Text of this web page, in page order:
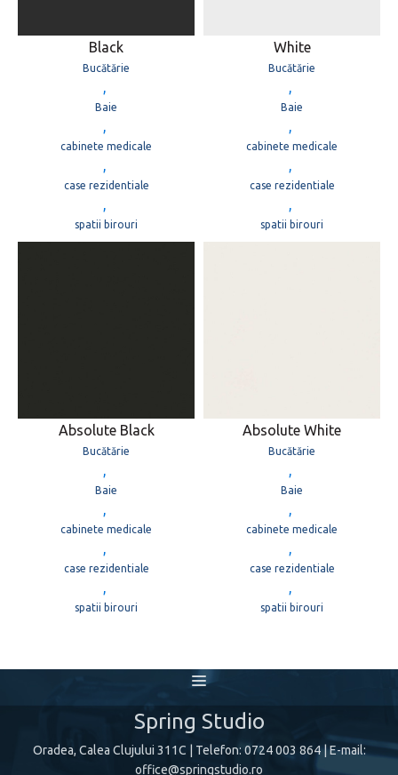
Black
Bucătărie
,
Baie
,
cabinete medicale
,
case rezidentiale
,
spatii birouri
White
Bucătărie
,
Baie
,
cabinete medicale
,
case rezidentiale
,
spatii birouri
Absolute Black
Bucătărie
,
Baie
,
cabinete medicale
,
case rezidentiale
,
spatii birouri
Absolute White
Bucătărie
,
Baie
,
cabinete medicale
,
case rezidentiale
,
spatii birouri
Spring Studio
Oradea, Calea Clujului 311C | Telefon: 0724 003 864| E-mail:
office@springstudio.ro